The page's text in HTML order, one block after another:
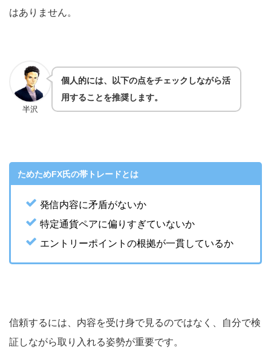
はありません。
半沢
個人的には、以下の点をチェックしながら活
用することを推奨します。
ためためFX氏の帯トレードとは
発信内容に矛盾がないか
特定通貨ペアに偏りすぎていないか
エントリーポイントの根拠が一貫しているか
信頼するには、内容を受け身で見るのではなく、自分で検
証しながら取り入れる姿勢が重要です。